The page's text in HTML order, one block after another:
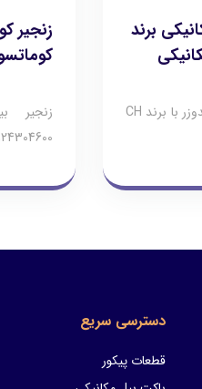
برند
نماینده فروش زنجیر بیل مکانیکی و بلدوزر با برند CH
زنجیر
زنجیر
دسترسی سریع
قطعات پیکور